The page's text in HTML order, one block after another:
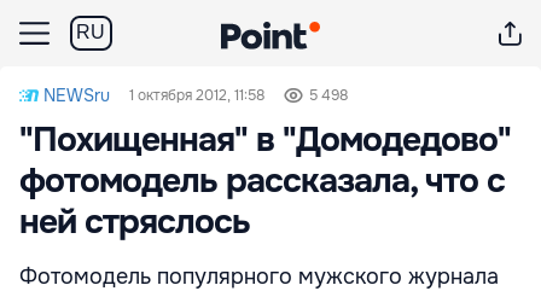
RU
NEWSru 1 октября 2012, 11:58 5 498
"Похищенная" в "Домодедово"
фотомодель рассказала, что с
ней стряслось
Фотомодель популярного мужского журнала